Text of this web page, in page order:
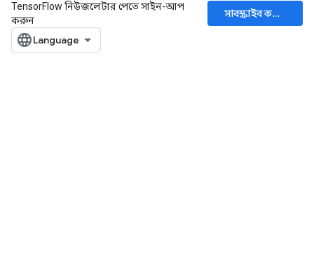
TensorFlow নিউজলেটার পেতে সাইন-আপ
করুন
সাবস্ক্রাইব করুন